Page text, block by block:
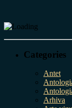
Categories
Antet
Arhiva